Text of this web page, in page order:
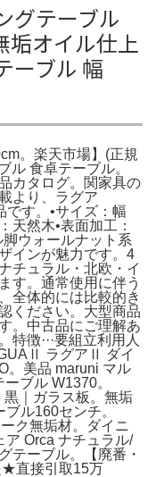
グテーブル
垢オイル仕上
ーブル 幅
。楽天市場】(正規
ル 食卓テーブル。
カタログ。関家具の
より、ラグア
す。•サイズ：幅
天然木•表面加工：
ウォールナット系
インが魅力です。4
チュラル・北欧・イ
す。通常使用に伴う
全体的には比較的き
ください。大型商品
。中古品にご理解あ
徴···要組立利用人
ラグアⅡ ダイ
。美品 maruni マル
ブル W1370。
黒｜ガラス板。無垢
ル160センチ。
ク無垢材。ダイニ
ア Orca ナチュラル/
テーブル。【廃番・
★直接引取15万